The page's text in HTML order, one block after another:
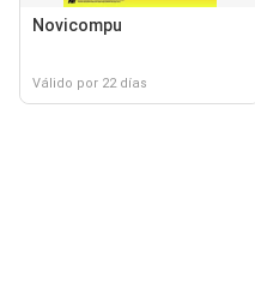
Novicompu
Válido por 22 días